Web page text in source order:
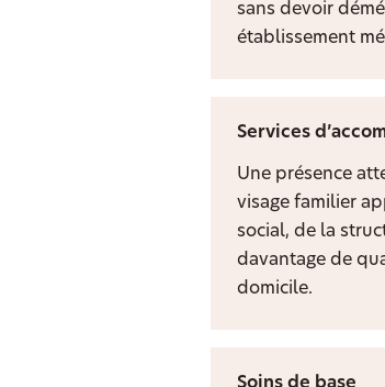
sans devoir
établissement
Services
Une présence
visage familier
social, de la
davantage de
domicile.